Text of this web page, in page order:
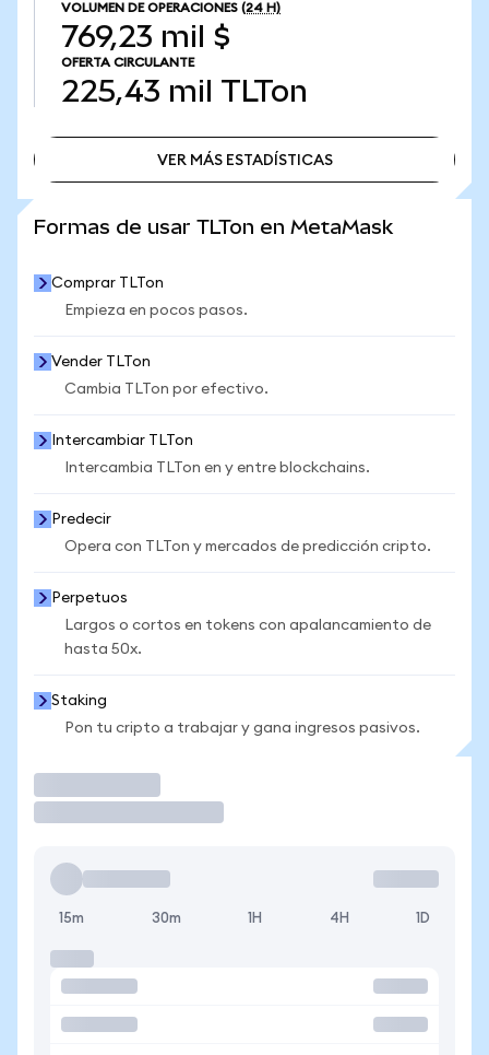
VOLUMEN DE OPERACIONES (24 H)
769,23 mil $
OFERTA CIRCULANTE
225,43 mil TLTon
VER MÁS ESTADÍSTICAS
Formas de usar TLTon en MetaMask
Comprar TLTon
Empieza en pocos pasos.
Vender TLTon
Cambia TLTon por efectivo.
Intercambiar TLTon
Intercambia TLTon en y entre blockchains.
Predecir
Opera con TLTon y mercados de predicción cripto.
Perpetuos
Largos o cortos en tokens con apalancamiento de
hasta 50x.
Staking
Pon tu cripto a trabajar y gana ingresos pasivos.
15m 30m 1H 4H 1D